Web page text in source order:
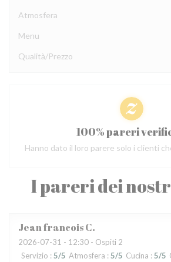
I pareri dei
Jean francoisC
2026-07-31 - 12:30 - Ospiti 2
Servizio : 5/5 Atmosfera : 5/5 Cucina : 5/5
Atmosfera
Menu
Qualità/Prezzo
100% pareri
Hanno dato il loro parere solo i clienti